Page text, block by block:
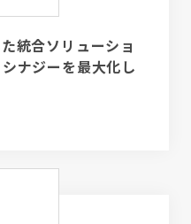
統合ソリューショ
ナジーを最大化し